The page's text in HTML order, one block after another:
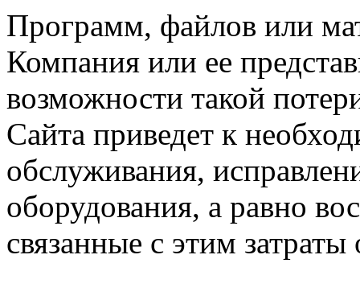
Программ, файлов или
Компания или ее
возможности такой
Сайта приведет к
обслуживания,
оборудования, а равно
связанные с этим